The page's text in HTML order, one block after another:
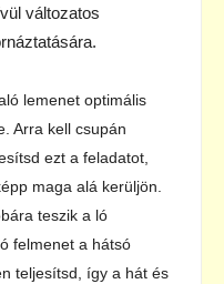
változatos
lemenet optimális
Arra kell csupán
ezt a feladatot,
maga alá kerüljön.
teszik a ló
felmenet a hátsó
teljesítsd, így a hát és